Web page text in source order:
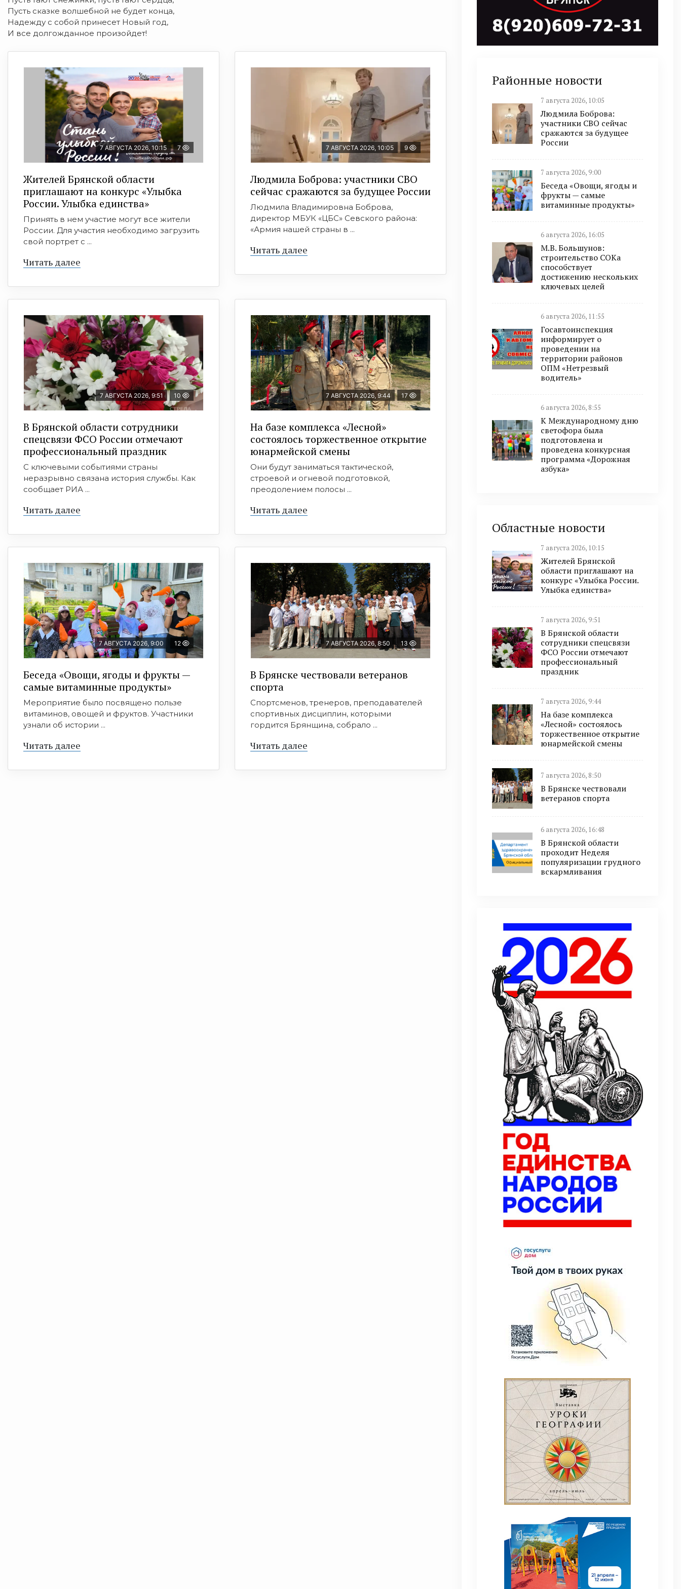
Пусть сказке волшебной не будет конца,
Надежду с собой принесет Новый год,
И все долгожданное произойдет!
7 АВГУСТА 2026, 10:15 7
Жителей Брянской области
приглашают на конкурс «Улыбка
России. Улыбка единства»
Принять в нем участие могут все жители
России. Для участия необходимо загрузить
свой портрет с ...
Читать далее
7 АВГУСТА 2026, 10:05 9
Людмила Боброва: участники СВО
сейчас сражаются за будущее России
Людмила Владимировна Боброва,
директор МБУК «ЦБС» Севского района:
«Армия нашей страны в ...
Читать далее
7 АВГУСТА 2026, 9:51 10
В Брянской области сотрудники
спецсвязи ФСО России отмечают
профессиональный праздник
С ключевыми событиями страны
неразрывно связана история службы. Как
сообщает РИА ...
Читать далее
7 АВГУСТА 2026, 9:44 17
На базе комплекса «Лесной»
состоялось торжественное открытие
юнармейской смены
Они будут заниматься тактической,
строевой и огневой подготовкой,
преодолением полосы ...
Читать далее
7 АВГУСТА 2026, 9:00 12
Беседа «Овощи, ягоды и фрукты —
самые витаминные продукты»
Мероприятие было посвящено пользе
витаминов, овощей и фруктов. Участники
узнали об истории ...
Читать далее
7 АВГУСТА 2026, 8:50 13
В Брянске чествовали ветеранов
спорта
Спортсменов, тренеров, преподавателей
спортивных дисциплин, которыми
гордится Брянщина, собрало ...
Читать далее
Районные новости
7 августа 2026, 10:05
Людмила Боброва:
участники СВО сейчас
сражаются за будущее
России
7 августа 2026, 9:00
Беседа «Овощи, ягоды и
фрукты — самые
витаминные продукты»
6 августа 2026, 16:05
М.В. Большунов:
строительство СОКа
способствует
достижению нескольких
ключевых целей
6 августа 2026, 11:55
Госавтоинспекция
информирует о
проведении на
территории районов
ОПМ «Нетрезвый
водитель»
6 августа 2026, 8:55
К Международному дню
светофора была
подготовлена и
проведена конкурсная
программа «Дорожная
азбука»
Областные новости
7 августа 2026, 10:15
Жителей Брянской
области приглашают на
конкурс «Улыбка России.
Улыбка единства»
7 августа 2026, 9:51
В Брянской области
сотрудники спецсвязи
ФСО России отмечают
профессиональный
праздник
7 августа 2026, 9:44
На базе комплекса
«Лесной» состоялось
торжественное открытие
юнармейской смены
7 августа 2026, 8:50
В Брянске чествовали
ветеранов спорта
6 августа 2026, 16:48
В Брянской области
проходит Неделя
популяризации грудного
вскармливания